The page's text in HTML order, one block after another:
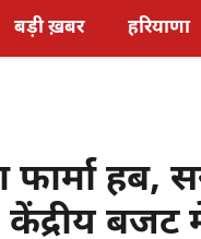
बड़ी ख़बर हरियाणा
फार्मा हब,
केंद्रीय